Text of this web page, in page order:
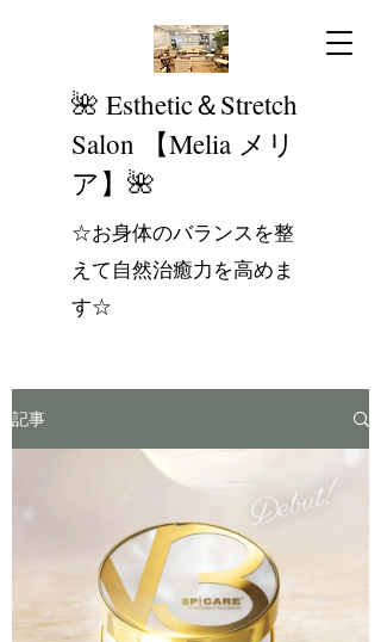
​🌺 Esthetic＆Stretch
Salon 【Melia メリ
ア】🌺
☆お身体のバランスを整
えて自然治癒力を高めま
す☆
記事